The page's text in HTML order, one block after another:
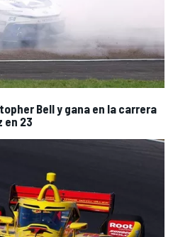
Bell y gana en la carrera
en 23